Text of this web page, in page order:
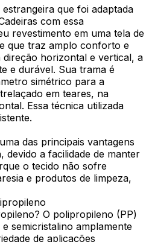
que foi adaptada
com essa
revestimento em uma tela de
que traz amplo conforto e
direção horizontal e vertical, a
e durável. Sua trama é
simétrico para a
em teares, na
Essa técnica utilizada
das principais vantagens
devido a facilidade de manter
o tecido não sofre
e produtos de limpeza,
O polipropileno (PP)
semicristalino amplamente
de aplicações